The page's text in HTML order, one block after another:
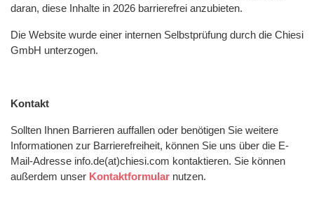
daran, diese Inhalte in 2026 barrierefrei anzubieten.
Die Website wurde einer internen Selbstprüfung durch die Chiesi
GmbH unterzogen.
Kontakt
Sollten Ihnen Barrieren auffallen oder benötigen Sie weitere
Informationen zur Barrierefreiheit, können Sie uns über die E-
Mail-Adresse info.de(at)chiesi.com kontaktieren. Sie können
außerdem unser Kontaktformular nutzen.